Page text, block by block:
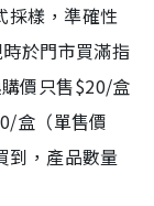
採樣，準確性
於門市買滿指
價只售$20/盒
盒（單售價
到，產品數量